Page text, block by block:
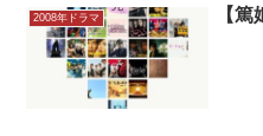
2008年ドラマ 【